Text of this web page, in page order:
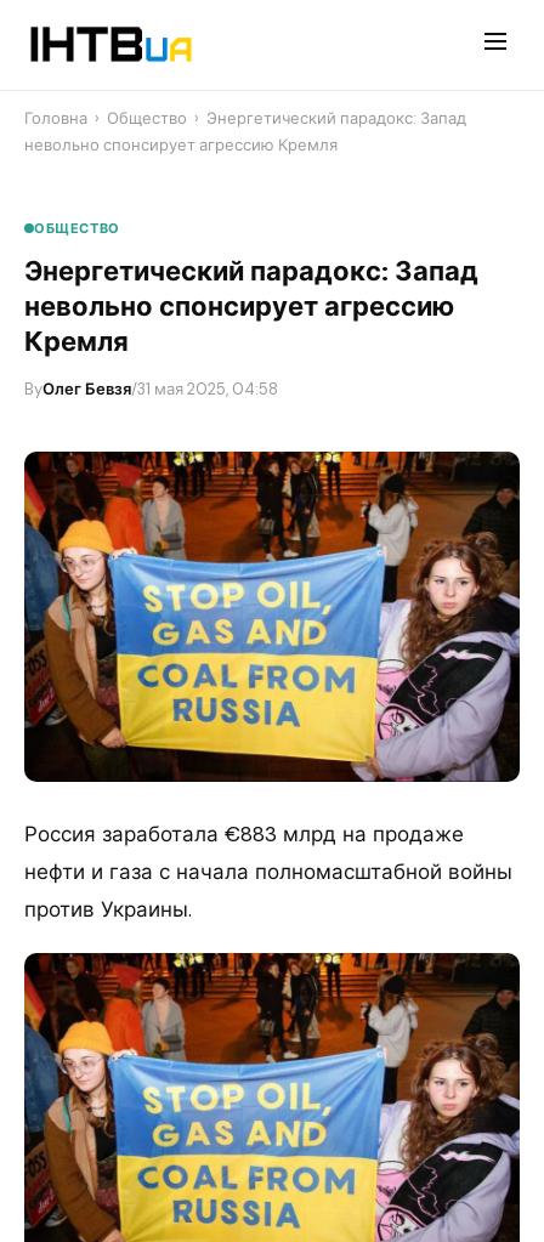
Головна › Общество › ​Энергетический парадокс: Запад
невольно спонсирует агрессию Кремля
ОБЩЕСТВО
​Энергетический парадокс: Запад
невольно спонсирует агрессию
Кремля
ByОлег Бевзя/31 мая 2025, 04:58
Россия заработала €883 млрд на продаже
нефти и газа с начала полномасштабной войны
против Украины.